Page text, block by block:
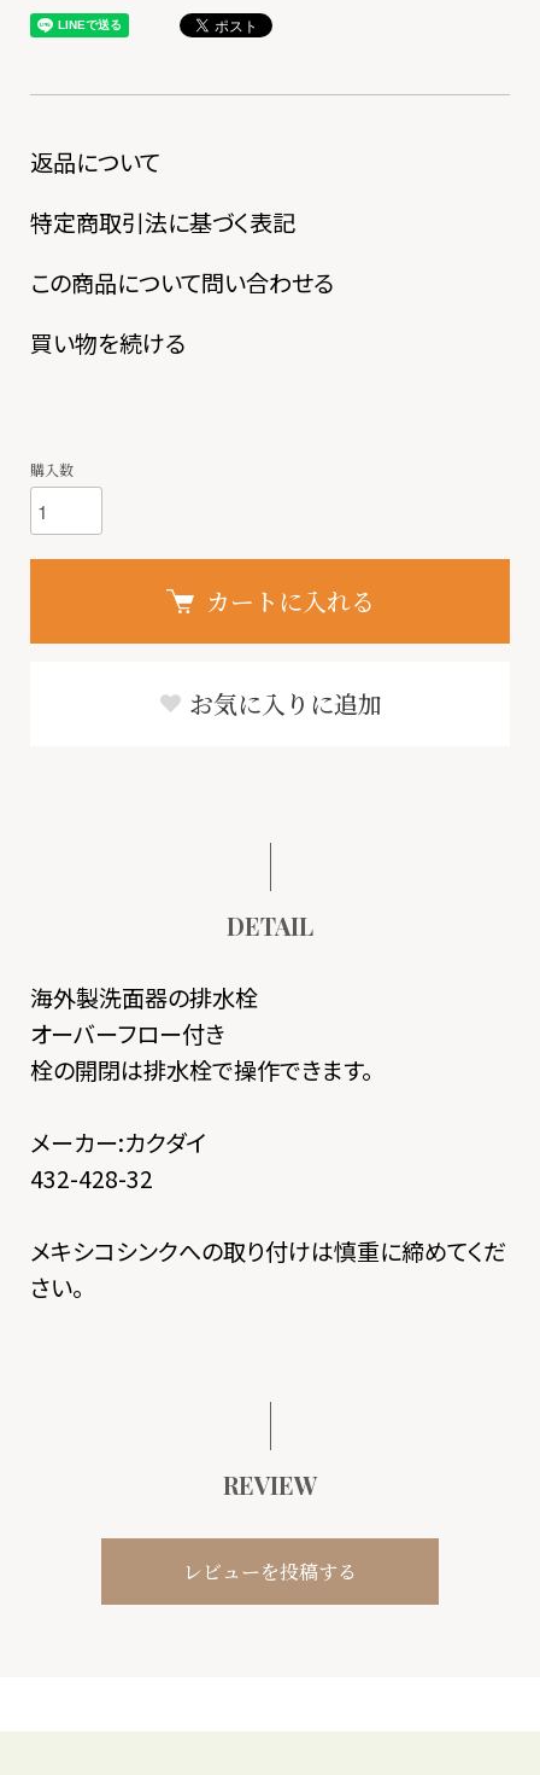
返品について
特定商取引法に基づく表記
この商品について問い合わせる
買い物を続ける
購入数
カートに入れる
お気に入りに追加
DETAIL
海外製洗面器の排水栓
オーバーフロー付き
栓の開閉は排水栓で操作できます。
メーカー:カクダイ
432-428-32
メキシコシンクへの取り付けは慎重に締めてくだ
さい。
REVIEW
レビューを投稿する